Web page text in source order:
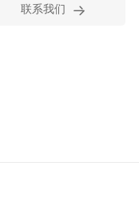
联系我们 